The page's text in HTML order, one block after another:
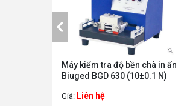
Máy kiểm tra độ bền chà in ấn
Biuged BGD 630 (10±0.1 N)
Giá: Liên hệ